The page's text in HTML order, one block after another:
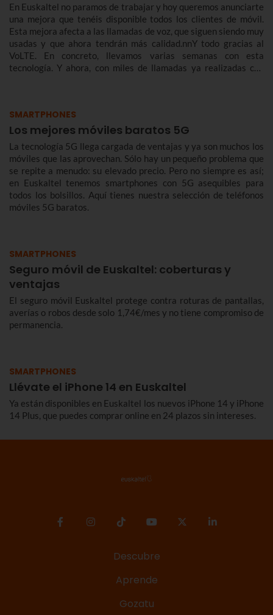
En Euskaltel no paramos de trabajar y hoy queremos anunciarte
una mejora que tenéis disponible todos los clientes de móvil.
Esta mejora afecta a las llamadas de voz, que siguen siendo muy
usadas y que ahora tendrán más calidad.nnY todo gracias al
VoLTE. En concreto, llevamos varias semanas con esta
tecnología. Y ahora, con miles de llamadas ya realizadas con
SMARTPHONES
Los mejores móviles baratos 5G
La tecnología 5G llega cargada de ventajas y ya son muchos los
móviles que las aprovechan. Sólo hay un pequeño problema que
se repite a menudo: su elevado precio. Pero no siempre es así;
en Euskaltel tenemos smartphones con 5G asequibles para
todos los bolsillos. Aquí tienes nuestra selección de teléfonos
móviles 5G baratos.
SMARTPHONES
Seguro móvil de Euskaltel: coberturas y
ventajas
El seguro móvil Euskaltel protege contra roturas de pantallas,
averías o robos desde solo 1,74€/mes y no tiene compromiso de
permanencia.
SMARTPHONES
Llévate el iPhone 14 en Euskaltel
Ya están disponibles en Euskaltel los nuevos iPhone 14 y iPhone
14 Plus, que puedes comprar online en 24 plazos sin intereses.
Descubre
Aprende
Gozatu